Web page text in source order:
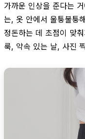
가까운 인상을 준다는
는, 옷 안에서 울퉁불퉁
정돈하는 데 초점이 맞
룩, 약속 있는 날, 사진